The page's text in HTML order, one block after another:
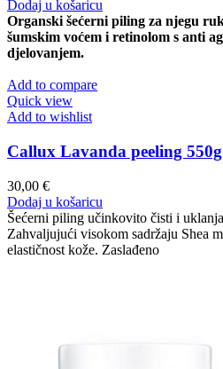
Dodaj u košaricu
Organski šećerni piling za njegu
šumskim voćem i retinolom s anti
djelovanjem.
Add to compare
Quick view
Add to wishlist
Callux Lavanda peeling 550g
30,00 €
Dodaj u košaricu
Šećerni piling učinkovito čisti i
Zahvaljujući visokom sadržaju Shea
elastičnost kože. Zaslađeno